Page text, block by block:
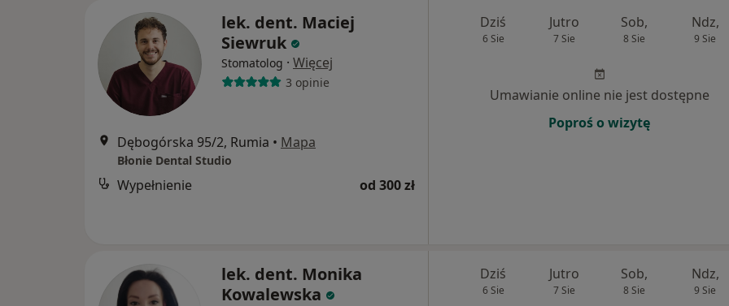
lek. dent. Maciej
Siewruk
Stomatolog · Więcej
3 opinie
Dębogórska 95/2, Rumia • Mapa
Błonie Dental Studio
Wypełnienie od 300 zł
Dziś
6 Sie
Jutro
7 Sie
Sob,
8 Sie
Ndz,
9 Sie
Umawianie online nie jest dostępne
Poproś o wizytę
lek. dent. Monika
Kowalewska
Dziś
6 Sie
Jutro
7 Sie
Sob,
8 Sie
Ndz,
9 Sie